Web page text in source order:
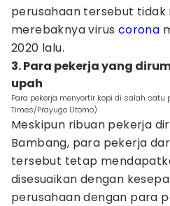
perusahaan tersebut tidak
merebaknya virus corona
2020 lalu.
3. Para pekerja yang
upah
Para pekerja menyortir kopi di salah satu
Times/Prayugo Utomo)
Meskipun ribuan pekerja
Bambang, para pekerja
tersebut tetap
disesuaikan dengan
perusahaan dengan para